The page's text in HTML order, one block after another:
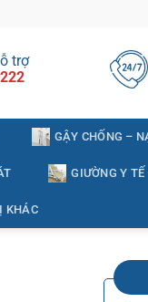
trợ
GẬY CHỐNG –
GIƯỜNG Y
KHÁC